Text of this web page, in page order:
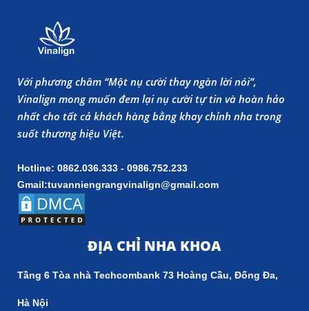
Với phương châm “Một nụ cười thay ngàn lời nói”,
Vinalign mong muốn đem lại nụ cười tự tin và hoàn hảo
nhất cho tất cả khách hàng bằng khay chỉnh nha trong
suốt thương hiệu Việt.
Hotline: 0862.036.333 - 0986.752.233
Gmail:tuvanniengrangvinalign@gmail.com
ĐỊA CHỈ NHA KHOA
Tầng 6 Tòa nhà Techcombank 73 Hoàng Cầu, Đống Đa,
Hà Nội